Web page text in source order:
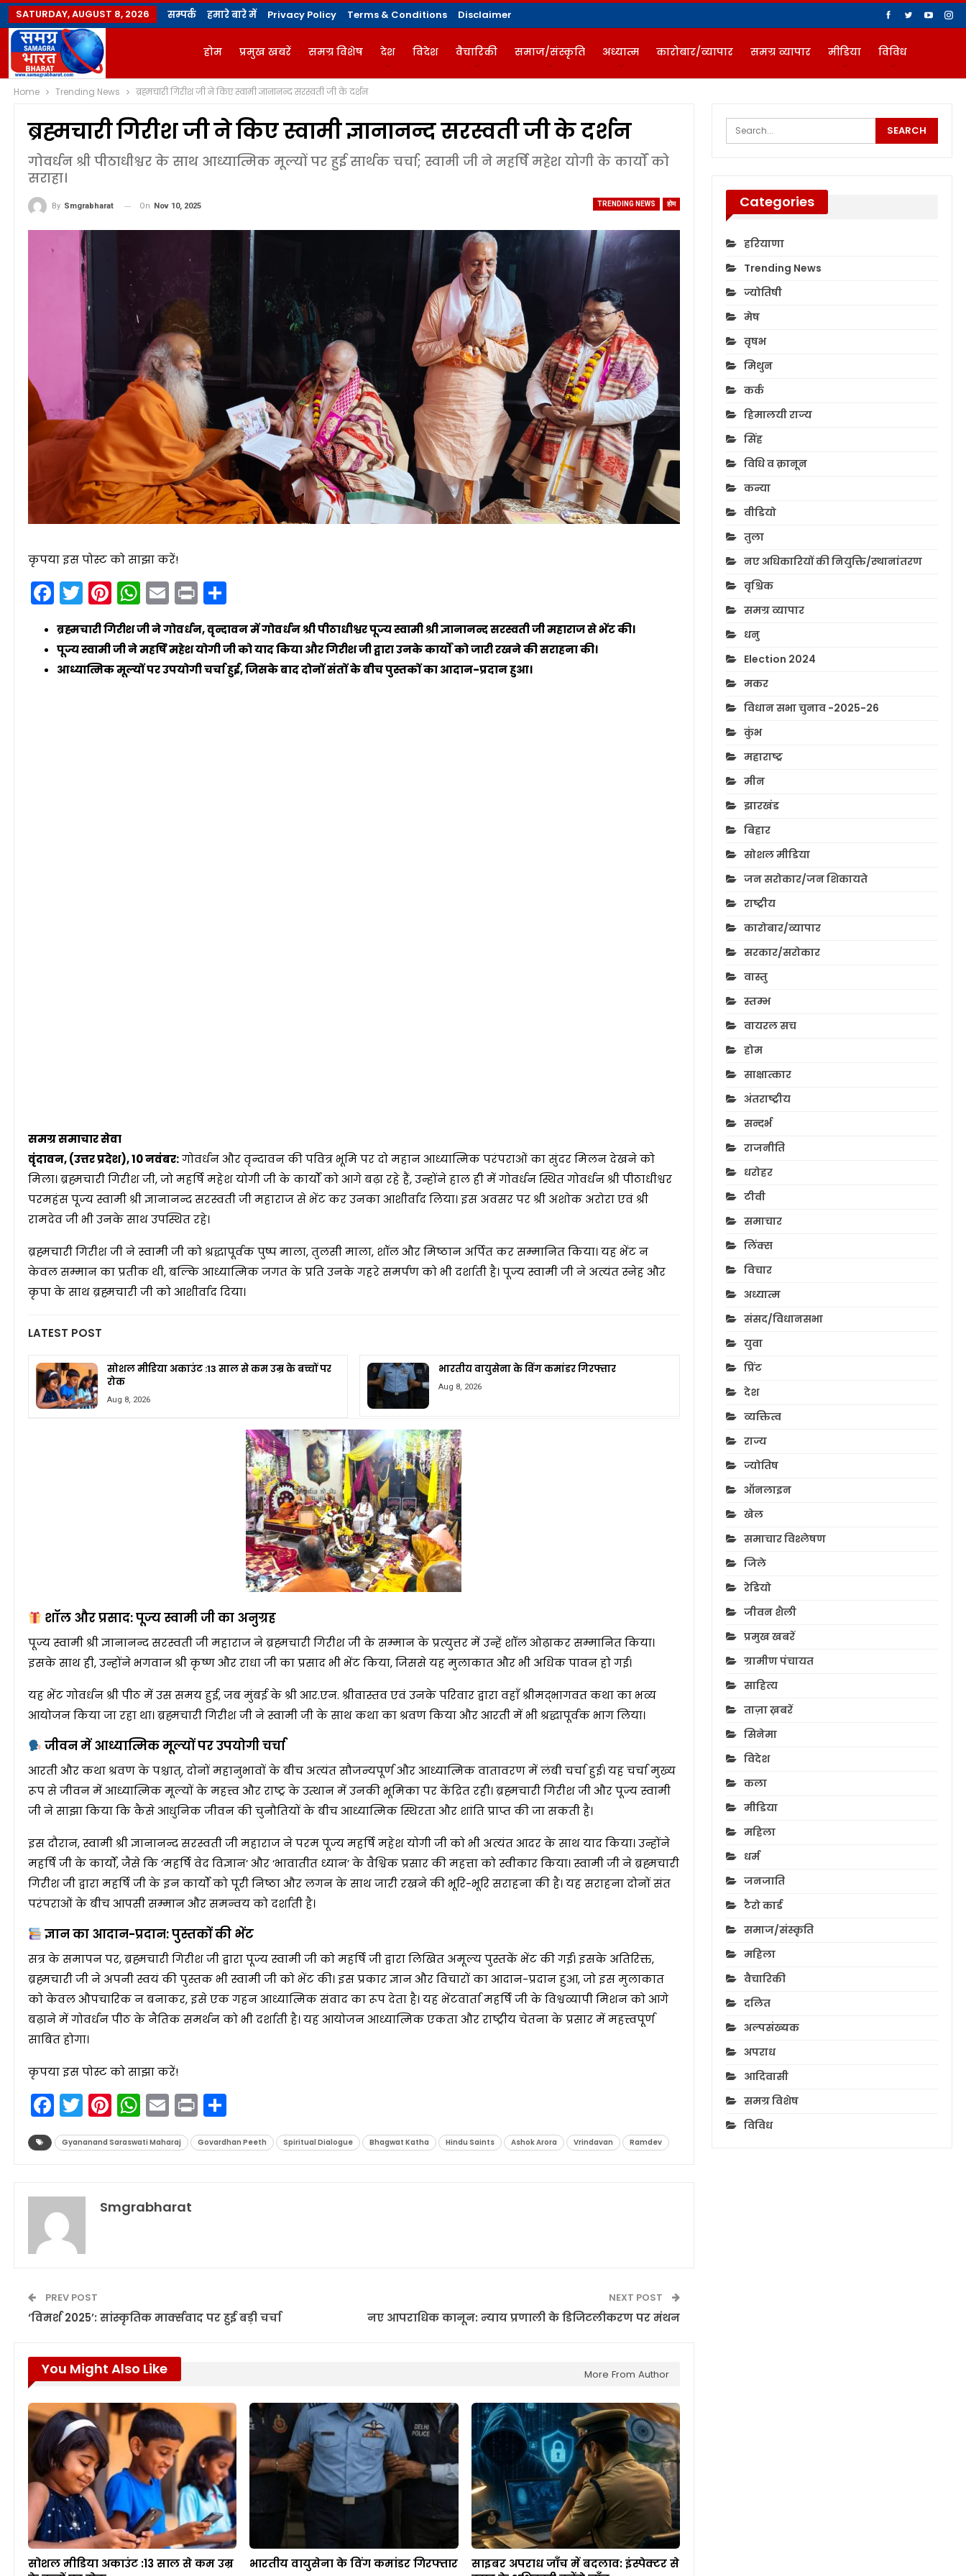
SATURDAY, AUGUST 8, 2026 सम्पर्क हमारे बारे में Privacy Policy Terms & Conditions Disclaimer
होम प्रमुख खबरें समग्र विशेष देश विदेश वैचारिकी समाज/संस्कृति अध्यात्म कारोबार/व्यापार समग्र व्यापार मीडिया विविध
ज्योतिषी योगविद्या मैगज़ीन
Home Trending News ब्रह्मचारी गिरीश जी ने किए स्वामी ज्ञानानन्द सरस्वती जी के दर्शन
ब्रह्मचारी गिरीश जी ने किए स्वामी ज्ञानानन्द सरस्वती जी के दर्शन
गोवर्धन श्री पीठाधीश्वर के साथ आध्यात्मिक मूल्यों पर हुई सार्थक चर्चा; स्वामी जी ने महर्षि महेश योगी के कार्यों को
सराहा।
TRENDING NEWS होम
By Smgrabharat On Nov 10, 2025
कृपया इस पोस्ट को साझा करें!
Facebook
Twitter
Pinterest
WhatsApp
Email
Print
ब्रह्मचारी गिरीश जी ने गोवर्धन, वृन्दावन में गोवर्धन श्री पीठाधीश्वर पूज्य स्वामी श्री ज्ञानानन्द सरस्वती जी महाराज से भेंट की।
पूज्य स्वामी जी ने महर्षि महेश योगी जी को याद किया और गिरीश जी द्वारा उनके कार्यों को जारी रखने की सराहना की।
आध्यात्मिक मूल्यों पर उपयोगी चर्चा हुई, जिसके बाद दोनों संतों के बीच पुस्तकों का आदान-प्रदान हुआ।
समग्र समाचार सेवा
वृंदावन, (उत्तर प्रदेश), 10 नवंबर:गोवर्धन और वृन्दावन की पवित्र भूमि पर दो महान आध्यात्मिक परंपराओं का सुंदर मिलन देखने को
मिला। ब्रह्मचारी गिरीश जी, जो महर्षि महेश योगी जी के कार्यों को आगे बढ़ा रहे हैं, उन्होंने हाल ही में गोवर्धन स्थित गोवर्धन श्री पीठाधीश्वर
परमहंस पूज्य स्वामी श्री ज्ञानानन्द सरस्वती जी महाराज से भेंट कर उनका आशीर्वाद लिया। इस अवसर पर श्री अशोक अरोरा एवं श्री
रामदेव जी भी उनके साथ उपस्थित रहे।
ब्रह्मचारी गिरीश जी ने स्वामी जी को श्रद्धापूर्वक पुष्प माला, तुलसी माला, शॉल और मिष्ठान अर्पित कर सम्मानित किया। यह भेंट न
केवल सम्मान का प्रतीक थी, बल्कि आध्यात्मिक जगत के प्रति उनके गहरे समर्पण को भी दर्शाती है। पूज्य स्वामी जी ने अत्यंत स्नेह और
कृपा के साथ ब्रह्मचारी जी को आशीर्वाद दिया।
LATEST POST
सोशल मीडिया अकाउंट :13 साल से कम उम्र के बच्चों पर
रोक
Aug 8, 2026
भारतीय वायुसेना के विंग कमांडर गिरफ्तार
Aug 8, 2026
शॉल और प्रसाद: पूज्य स्वामी जी का अनुग्रह
पूज्य स्वामी श्री ज्ञानानन्द सरस्वती जी महाराज ने ब्रह्मचारी गिरीश जी के सम्मान के प्रत्युत्तर में उन्हें शॉल ओढ़ाकर सम्मानित किया।
इसके साथ ही, उन्होंने भगवान श्री कृष्ण और राधा जी का प्रसाद भी भेंट किया, जिससे यह मुलाकात और भी अधिक पावन हो गई।
यह भेंट गोवर्धन श्री पीठ में उस समय हुई, जब मुंबई के श्री आर.एन. श्रीवास्तव एवं उनके परिवार द्वारा वहाँ श्रीमद्भागवत कथा का भव्य
आयोजन किया जा रहा था। ब्रह्मचारी गिरीश जी ने स्वामी जी के साथ कथा का श्रवण किया और आरती में भी श्रद्धापूर्वक भाग लिया।
जीवन में आध्यात्मिक मूल्यों पर उपयोगी चर्चा
आरती और कथा श्रवण के पश्चात्, दोनों महानुभावों के बीच अत्यंत सौजन्यपूर्ण और आध्यात्मिक वातावरण में लंबी चर्चा हुई। यह चर्चा मुख्य
रूप से जीवन में आध्यात्मिक मूल्यों के महत्त्व और राष्ट्र के उत्थान में उनकी भूमिका पर केंद्रित रही। ब्रह्मचारी गिरीश जी और पूज्य स्वामी
जी ने साझा किया कि कैसे आधुनिक जीवन की चुनौतियों के बीच आध्यात्मिक स्थिरता और शांति प्राप्त की जा सकती है।
इस दौरान, स्वामी श्री ज्ञानानन्द सरस्वती जी महाराज ने परम पूज्य महर्षि महेश योगी जी को भी अत्यंत आदर के साथ याद किया। उन्होंने
महर्षि जी के कार्यों, जैसे कि ‘महर्षि वेद विज्ञान’ और ‘भावातीत ध्यान’ के वैश्विक प्रसार की महत्ता को स्वीकार किया। स्वामी जी ने ब्रह्मचारी
गिरीश जी द्वारा महर्षि जी के इन कार्यों को पूरी निष्ठा और लगन के साथ जारी रखने की भूरि-भूरि सराहना की है। यह सराहना दोनों संत
परंपराओं के बीच आपसी सम्मान और समन्वय को दर्शाती है।
ज्ञान का आदान-प्रदान: पुस्तकों की भेंट
सत्र के समापन पर, ब्रह्मचारी गिरीश जी द्वारा पूज्य स्वामी जी को महर्षि जी द्वारा लिखित अमूल्य पुस्तकें भेंट की गईं। इसके अतिरिक्त,
ब्रह्मचारी जी ने अपनी स्वयं की पुस्तक भी स्वामी जी को भेंट की। इस प्रकार ज्ञान और विचारों का आदान-प्रदान हुआ, जो इस मुलाकात
को केवल औपचारिक न बनाकर, इसे एक गहन आध्यात्मिक संवाद का रूप देता है। यह भेंटवार्ता महर्षि जी के विश्वव्यापी मिशन को आगे
बढ़ाने में गोवर्धन पीठ के नैतिक समर्थन को भी दर्शाती है। यह आयोजन आध्यात्मिक एकता और राष्ट्रीय चेतना के प्रसार में महत्त्वपूर्ण
साबित होगा।
कृपया इस पोस्ट को साझा करें!
Facebook
Twitter
Pinterest
WhatsApp
Email
Print
Gyananand Saraswati Maharaj Govardhan Peeth Spiritual Dialogue Bhagwat Katha Hindu Saints Ashok Arora Vrindavan Ramdev
Smgrabharat
PREV POST
‘विमर्श 2025’: सांस्कृतिक मार्क्सवाद पर हुई बड़ी चर्चा
NEXT POST
नए आपराधिक कानून: न्याय प्रणाली के डिजिटलीकरण पर मंथन
You Might Also Like More From Author
सोशल मीडिया अकाउंट :13 साल से कम उम्र
भारतीय वायुसेना के विंग कमांडर गिरफ्तार
साइबर अपराध जाँच में बदलाव: इंस्पेक्टर से
Categories
हरियाणा
Trending News
ज्योतिषी
मेष
वृषभ
मिथुन
कर्क
हिमालयी राज्य
सिंह
विधि व क़ानून
कन्या
वीडियो
तुला
नए अधिकारियों की नियुक्ति/स्थानांतरण
वृश्चिक
समग्र व्यापार
धनु
Election 2024
मकर
विधान सभा चुनाव -2025-26
कुंभ
महाराष्ट्र
मीन
झारखंड
बिहार
सोशल मीडिया
जन सरोकार/जन शिकायते
राष्ट्रीय
कारोबार/व्यापार
सरकार/सरोकार
वास्तु
स्तम्भ
वायरल सच
होम
साक्षात्कार
अंतराष्ट्रीय
सन्दर्भ
राजनीति
धरोहर
टीवी
समाचार
लिंक्स
विचार
अध्यात्म
संसद/विधानसभा
युवा
प्रिंट
देश
व्यक्तित्व
राज्य
ज्योतिष
ऑनलाइन
खेल
समाचार विश्लेषण
जिले
रेडियो
जीवन शैली
प्रमुख खबरें
ग्रामीण पंचायत
साहित्य
ताज़ा ख़बरें
सिनेमा
विदेश
कला
मीडिया
महिला
धर्म
जनजाति
टैरो कार्ड
समाज/संस्कृति
महिला
वैचारिकी
दलित
अल्पसंख्यक
अपराध
आदिवासी
समग्र विशेष
विविध